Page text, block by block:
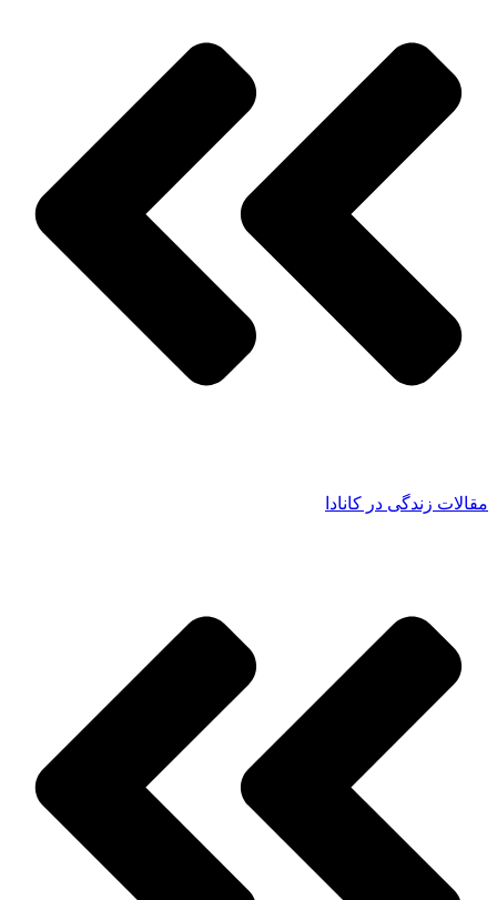
مقالات زندگی در کانادا